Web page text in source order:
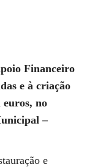
Financeiro
e à criação
no
–
e